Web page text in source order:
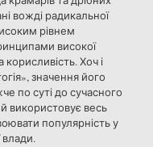
вожді радикальної
рівнем
високої
Хоч і
значення його
по суті до сучасного
використовує весь
популярність у
влади.